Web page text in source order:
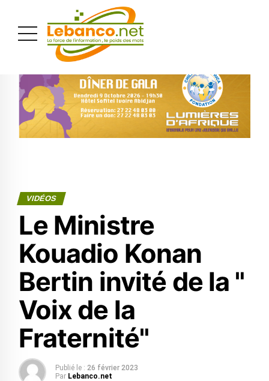
VIDÉOS
Le Ministre
Kouadio Konan
Bertin invité de la "
Voix de la
Fraternité"
Publié le : 26 février 2023
Par Lebanco.net